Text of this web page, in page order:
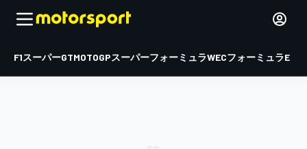
F1スーパーGTMOTOGPスーパーフォーミュラWECフォーミュラE